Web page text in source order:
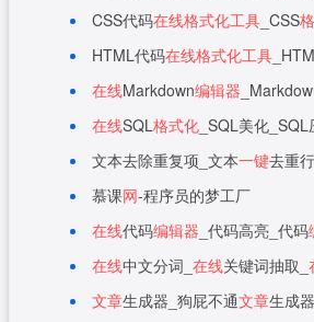
CSS代码在线格式化工具 _CSS
HTML代码在线格式化工具
在线Markdown编辑器
在线SQL格式化 _SQL美化
文本去除重复项_文本一键去重行
慕课网-程序员的梦工厂
在线代码编辑器 _代码高亮_代码
在线中文分词_ 在线关键词抽取_
文章生成器_狗屁不通文章生成器